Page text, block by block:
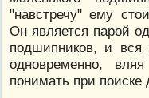
"навстречу" ему
Он является парой
подшипников, и вся
одновременно,
понимать при